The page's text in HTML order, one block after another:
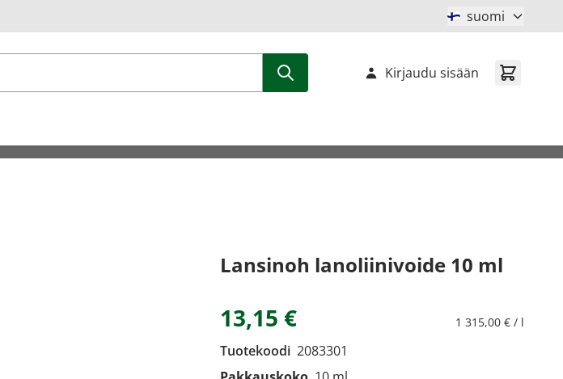
suomi
Kirjaudu sisään
Lansinoh lanoliinivoide 10 ml
13,15 € 1 315,00 € / l
Tuotekoodi 2083301